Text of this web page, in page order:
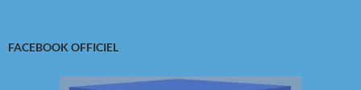
FACEBOOK OFFICIEL